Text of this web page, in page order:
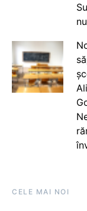
CELE MAI NOI